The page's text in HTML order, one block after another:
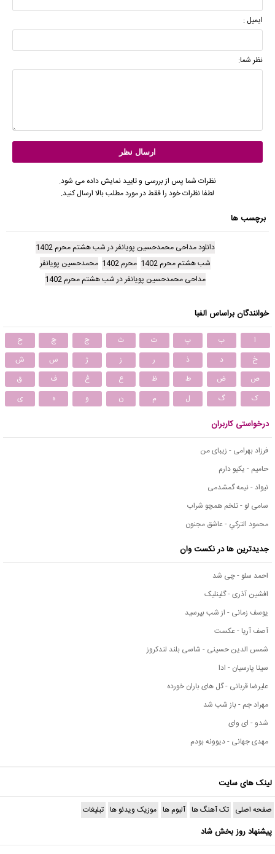
ایمیل :
نظر شما:
نظرات شما پس از بررسی و تایید نمایش داده می شود.
لطفا نظرات خود را فقط در مورد مطلب بالا ارسال کنید.
برچسب ها
دانلود مداحی محمدحسین پویانفر در شب هشتم محرم 1402
شب هشتم محرم 1402
محرم 1402
محمدحسین پویانفر
مداحی محمدحسین پویانفر در شب هشتم محرم 1402
خوانندگان براساس الفبا
ا ب پ ت ث ج چ
ح
خ
د ذ ر ز ژ س
ش
ص
ض ط ظ ع غ ف
ق
ک
گ ل م ن و ه ی
درخواستی کاربران
فرزاد بهرامی - زیبای من
حامیم - یکیو دارم
نیواد - نیمه گمشدمی
سامی لو - تلخم همچو شراب
محمود التركي - عاشق مجنون
جدیدترین ها در نکست وان
احمد سلو - چی شد
افشین آذری - گلینلیک
یوسف زمانی - از شب بپرسید
آصف آریا - عکست
شمس الدین حسینی - شاسی بلند لندکروز
سینا پارسیان - ادا
علیرضا قربانی - گل های باران خورده
مهراد جم - باز شب شد
شدو - ای وای
مهدی جهانی - دیوونه بودم
لینک های سایت
صفحه اصلی تک آهنگ ها آلبوم ها موزیک ویدئو ها تبلیغات
پیشنهاد روز بخش شاد